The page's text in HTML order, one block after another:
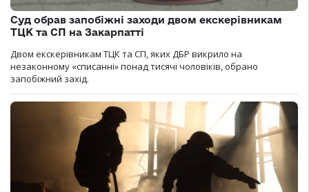
Суд обрав запобіжні заходи двом екскерівникам
ТЦК та СП на Закарпатті
Двом екскерівникам ТЦК та СП, яких ДБР викрило на
незаконному «списанні» понад тисячі чоловіків, обрано
запобіжний захід.